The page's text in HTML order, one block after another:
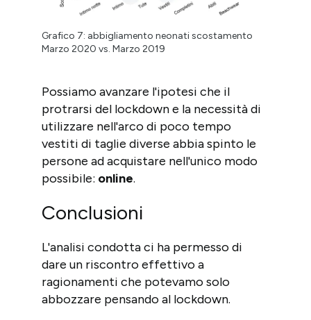
Grafico 7: abbigliamento neonati scostamento
Marzo 2020 vs. Marzo 2019
Possiamo avanzare l'ipotesi che il
protrarsi del lockdown e la necessità di
utilizzare nell'arco di poco tempo
vestiti di taglie diverse abbia spinto le
persone ad acquistare nell'unico modo
possibile: online.
Conclusioni
L'analisi condotta ci ha permesso di
dare un riscontro effettivo a
ragionamenti che potevamo solo
abbozzare pensando al lockdown.